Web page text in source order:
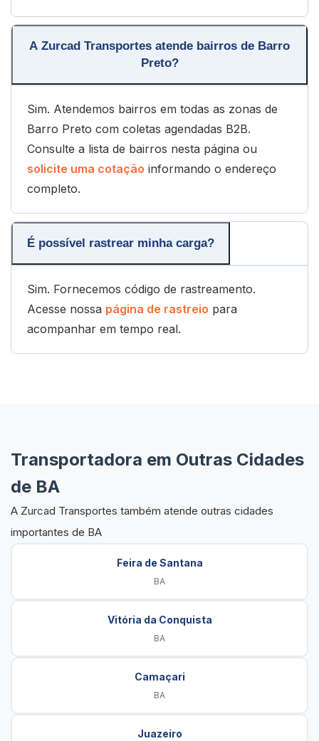
A Zurcad Transportes atende bairros de Barro
Preto?
Sim. Atendemos bairros em todas as zonas de
Barro Preto com coletas agendadas B2B.
Consulte a lista de bairros nesta página ou
solicite uma cotação informando o endereço
completo.
É possível rastrear minha carga?
Sim. Fornecemos código de rastreamento.
Acesse nossa página de rastreio para
acompanhar em tempo real.
Transportadora em Outras Cidades
de BA
A Zurcad Transportes também atende outras cidades
importantes de BA
Feira de Santana
BA
Vitória da Conquista
BA
Camaçari
BA
Juazeiro